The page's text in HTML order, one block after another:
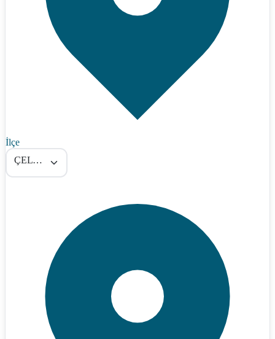
İlçe
ÇELTİKÇİ